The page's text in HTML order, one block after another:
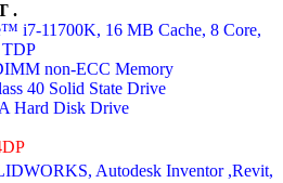
.
i7-11700K, 16 MB Cache, 8 Core,
non-ECC Memory
40 Solid State Drive
Hard Disk Drive
Autodesk Inventor ,Revit,